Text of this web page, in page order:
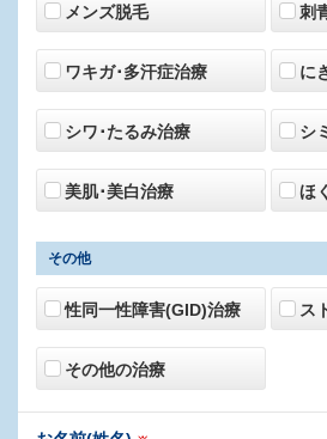
メンズ脱毛 刺
ワキガ･多汗症治療 に
シワ･たるみ治療 シ
美肌･美白治療 ほ
その他
性同一性障害(GID)治療 ス
その他の治療